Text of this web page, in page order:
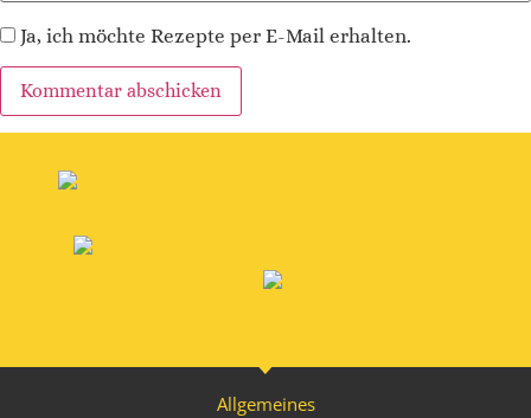
Ja, ich möchte Rezepte per E-Mail erhalten.
Allgemeines